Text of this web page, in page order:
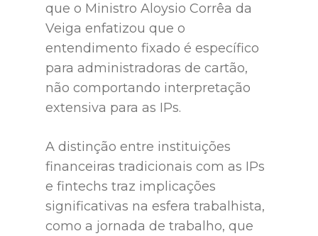
que o Ministro Aloysio Corrêa da
Veiga enfatizou que o
entendimento fixado é específico
para administradoras de cartão,
não comportando interpretação
extensiva para as IPs.
A distinção entre instituições
financeiras tradicionais com as IPs
e fintechs traz implicações
significativas na esfera trabalhista,
como a jornada de trabalho, que